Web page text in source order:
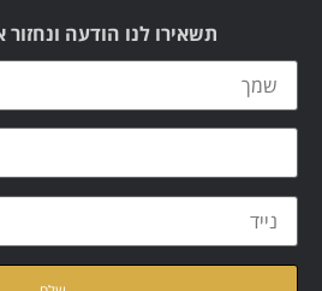
תשאירו לנו הודעה